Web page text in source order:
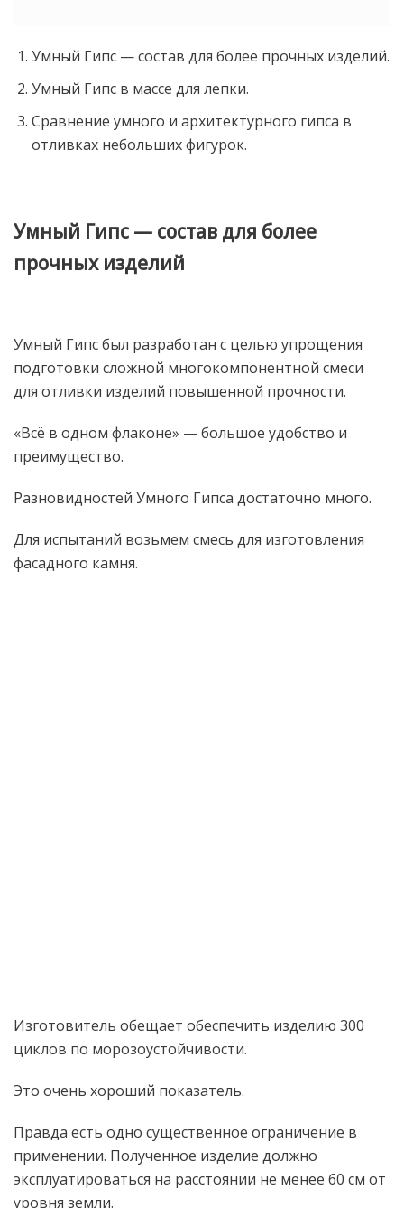
Умный Гипс — состав для более прочных изделий.
Умный Гипс в массе для лепки.
Сравнение умного и архитектурного гипса в
отливках небольших фигурок.
Умный Гипс — состав для более
прочных изделий
Умный Гипс был разработан с целью упрощения
подготовки сложной многокомпонентной смеси
для отливки изделий повышенной прочности.
«Всё в одном флаконе» — большое удобство и
преимущество.
Разновидностей Умного Гипса достаточно много.
Для испытаний возьмем смесь для изготовления
фасадного камня.
Изготовитель обещает обеспечить изделию 300
циклов по морозоустойчивости.
Это очень хороший показатель.
Правда есть одно существенное ограничение в
применении. Полученное изделие должно
эксплуатироваться на расстоянии не менее 60 см от
уровня земли.